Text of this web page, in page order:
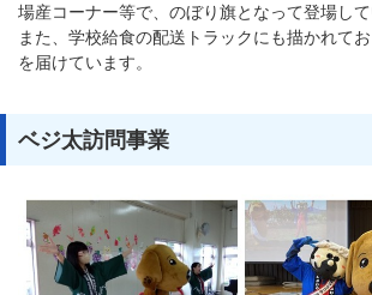
場産コーナー等で、のぼり旗となって登場して
また、学校給食の配送トラックにも描かれて
を届けています。
ベジ太訪問事業